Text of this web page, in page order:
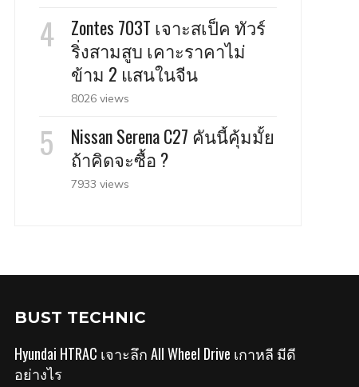
Zontes 703T เจาะสเป็ค ทัวร์
ริ่งสามสูบ เคาะราคาไม่
ข้าม 2 แสนในจีน
8026 views
Nissan Serena C27 คันนี้คุ้มมั้ย
ถ้าคิดจะซื้อ ?
7933 views
BUST TECHNIC
Hyundai HTRAC เจาะลึก All Wheel Drive เกาหลี มีดี
อย่างไร